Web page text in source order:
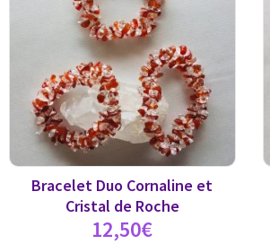
Bracelet Duo Cornaline et
Cristal de Roche
12,50€